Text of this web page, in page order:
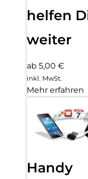
helfen
weiter
ab 5,00 €
inkl. MwSt.
Mehr erfahren
Handy